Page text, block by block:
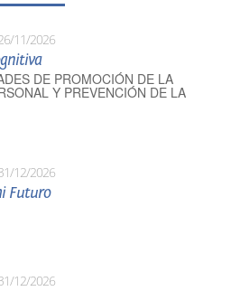
11/2026
DE PROMOCIÓN DE LA
Y PREVENCIÓN DE LA
12/2026
Futuro
12/2026